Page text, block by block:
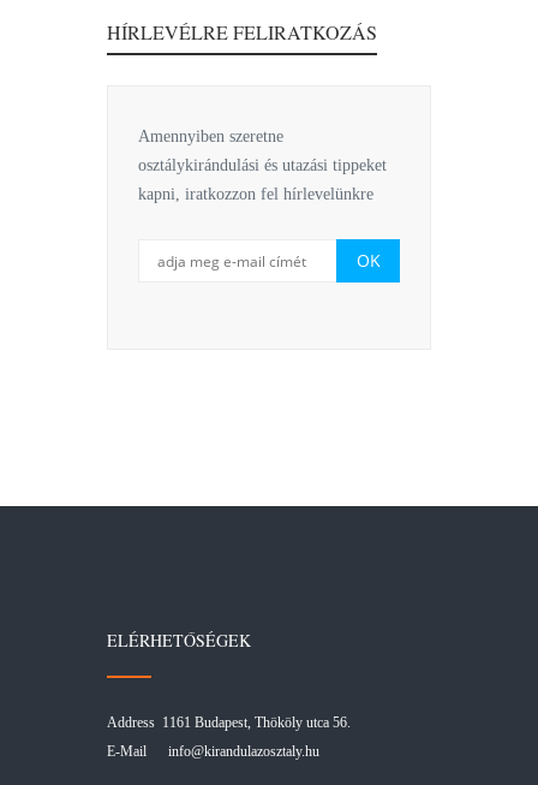
HÍRLEVÉLRE FELIRATKOZÁS
Amennyiben szeretne
osztálykirándulási és utazási tippeket
kapni, iratkozzon fel hírlevelünkre
ELÉRHETŐSÉGEK
Address 1161 Budapest, Thököly utca 56.
E-Mail info@kirandulazosztaly.hu